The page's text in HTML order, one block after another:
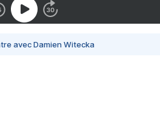
avec Damien Witecka